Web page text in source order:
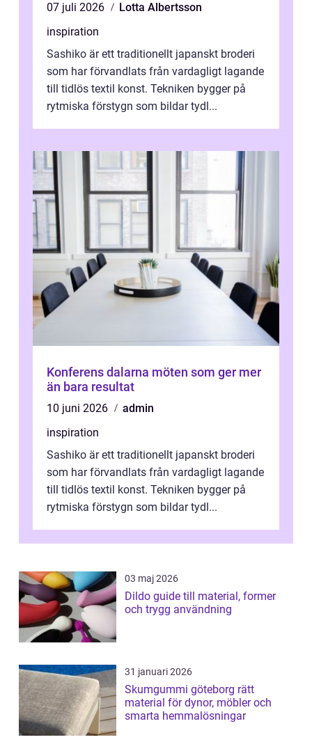
07 juli 2026
Lotta Albertsson
inspiration
Sashiko är ett traditionellt japanskt broderi
som har förvandlats från vardagligt lagande
till tidlös textil konst. Tekniken bygger på
rytmiska förstygn som bildar tydl...
Konferens dalarna möten som ger mer
än bara resultat
10 juni 2026
admin
inspiration
Sashiko är ett traditionellt japanskt broderi
som har förvandlats från vardagligt lagande
till tidlös textil konst. Tekniken bygger på
rytmiska förstygn som bildar tydl...
03 maj 2026
Dildo guide till material, former
och trygg användning
31 januari 2026
Skumgummi göteborg rätt
material för dynor, möbler och
smarta hemmalösningar